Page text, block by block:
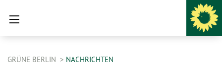
GRÜNE BERLIN NACHRICHTEN